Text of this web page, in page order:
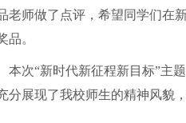
老师做了点评，希望同学们在
品。
本次“新时代新征程新目标”主
分展现了我校师生的精神风貌